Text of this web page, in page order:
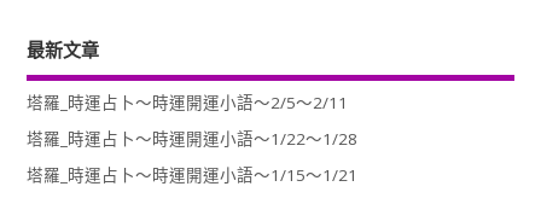
最新文章
塔羅_時運占卜～時運開運小語～2/5～2/11
塔羅_時運占卜～時運開運小語～1/22～1/28
塔羅_時運占卜～時運開運小語～1/15～1/21